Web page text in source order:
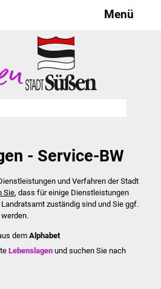
Menü
Stadt & Politik
Bürgermeister
Ausschüsse
Ratsinformationssystem
Jugendbeirat
Summerrockfestival
- Service-BW
und Verfahren der Stadt
Sie, dass für einige Dienstleistungen
zuständig sind und Sie ggf.
dem Alphabet
Lebenslagen und suchen Sie nach